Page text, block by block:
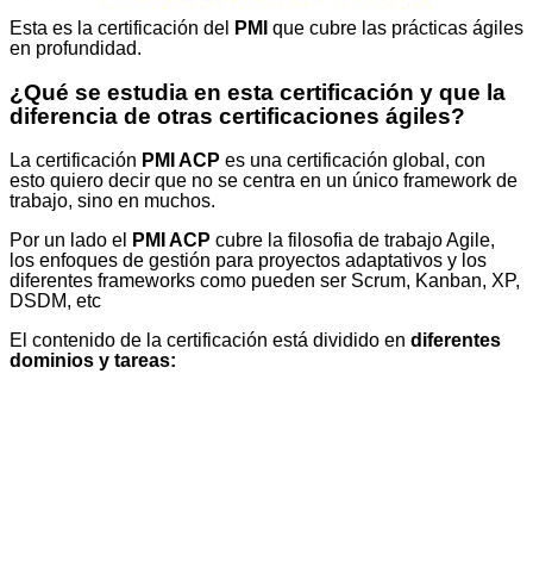
Esta es la certificación del
PMI que cubre las prácticas ágiles
en profundidad.
¿Qué se estudia en esta certificación y que la
diferencia de otras certificaciones ágiles?
La certificación PMI ACP es una certificación global, con
esto quiero decir que no se centra en un único framework de
trabajo, sino en muchos.
Por un lado el
PMI ACP cubre la filosofia de trabajo Agile,
los enfoques de gestión para proyectos adaptativos y los
diferentes frameworks como pueden ser Scrum, Kanban, XP,
DSDM, etc
El contenido de la certificación está dividido en diferentes
dominios y tareas: